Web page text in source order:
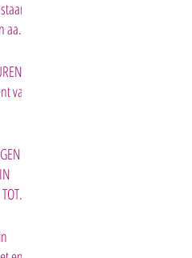
aan
van